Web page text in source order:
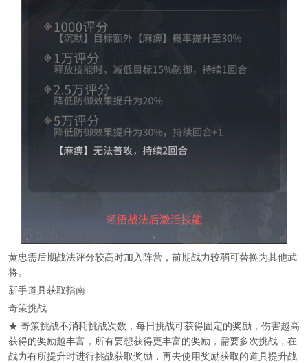
黄忠需后期战法评分较高时加入阵营，前期战力较弱可替换为其他武
将。
新手道具获取指南
奇策挑战
★ 奇策挑战不消耗挑战次数，每日挑战可获得固定的奖励，伤害越高
获得的奖励越丰富，所有要想获得更丰富的奖励，需要多次挑战，在
战力有所提升时进行挑战获取奖励，再去使用奖励获取的道具提升战